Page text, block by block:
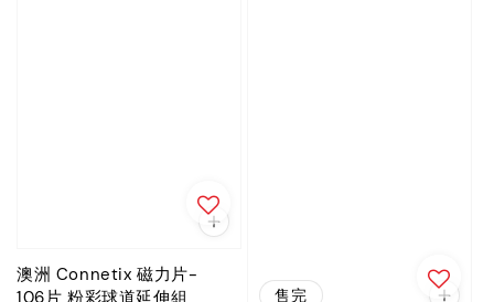
澳洲 Connetix 磁力片-
售完